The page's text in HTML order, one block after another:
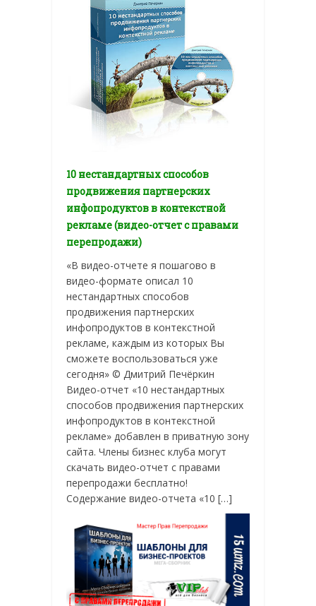
10 нестандартных способов
продвижения партнерских
инфопродуктов в контекстной
рекламе (видео-отчет с правами
перепродажи)
«В видео-отчете я пошагово в
видео-формате описал 10
нестандартных способов
продвижения партнерских
инфопродуктов в контекстной
рекламе, каждым из которых Вы
сможете воспользоваться уже
сегодня» © Дмитрий Печёркин
Видео-отчет «10 нестандартных
способов продвижения партнерских
инфопродуктов в контекстной
рекламе» добавлен в приватную зону
сайта. Члены бизнес клуба могут
скачать видео-отчет с правами
перепродажи бесплатно!
Содержание видео-отчета «10 […]